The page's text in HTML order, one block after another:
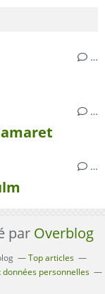
…
…
…
par Overblog
Top articles
données personnelles